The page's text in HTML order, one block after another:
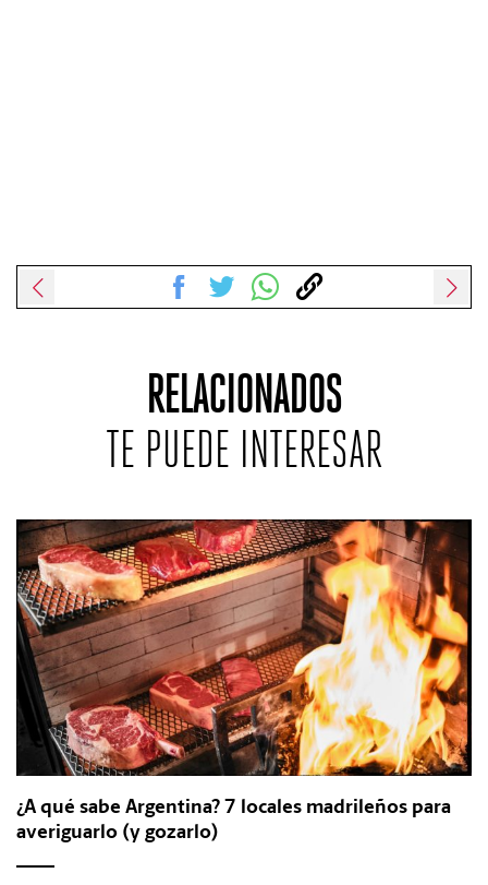
RELACIONADOS
TE PUEDE INTERESAR
¿A qué sabe Argentina? 7 locales madrileños para
averiguarlo (y gozarlo)